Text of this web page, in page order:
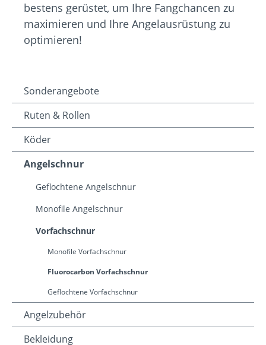
bestens gerüstet, um Ihre Fangchancen zu
maximieren und Ihre Angelausrüstung zu
optimieren!
Sonderangebote
Ruten & Rollen
Köder
Angelschnur
Geflochtene Angelschnur
Monofile Angelschnur
Vorfachschnur
Monofile Vorfachschnur
Fluorocarbon Vorfachschnur
Geflochtene Vorfachschnur
Angelzubehör
Bekleidung